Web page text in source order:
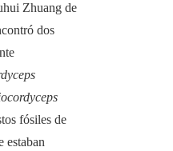
Zhuang de
dos
fósiles de
estaban